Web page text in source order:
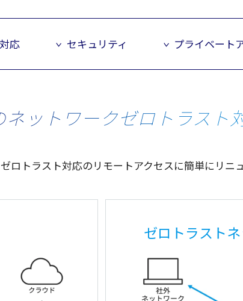
応 セキュリティ プライベート
ネットワークゼロトラスト
ゼロトラスト対応のリモートアクセスに簡単に リニ
ゼロトラスト